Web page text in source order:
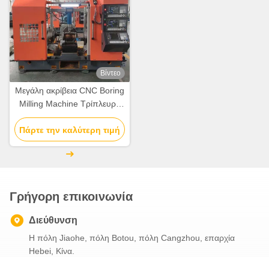
Βίντεο
Μεγάλη ακρίβεια CNC Boring
Milling Machine Τρίπλευρο
γύρισμα 7.7-15N.M Servo
Motor
Πάρτε την καλύτερη τιμή
Γρήγορη επικοινωνία
Διεύθυνση
Η πόλη Jiaohe, πόλη Botou, πόλη Cangzhou, επαρχία
Hebei, Κίνα.